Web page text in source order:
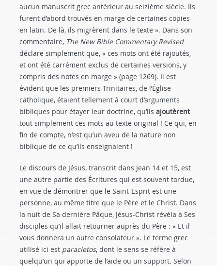
aucun manuscrit grec antérieur au seizième siècle. Ils
furent d’abord trouvés en marge de certaines copies
en latin. De là, ils migrèrent dans le texte ». Dans son
commentaire, The New Bible Commentary Revised
déclare simplement que, « ces mots ont été rajoutés,
et ont été carrément exclus de certaines versions, y
compris des notes en marge » (page 1269). Il est
évident que les premiers Trinitaires, de l’Église
catholique, étaient tellement à court d’arguments
bibliques pour étayer leur doctrine, qu’ils ajoutèrent
tout simplement ces mots au texte original ! Ce qui, en
fin de compte, n’est qu’un aveu de la nature non
biblique de ce qu’ils enseignaient !
Le discours de Jésus, transcrit dans Jean 14 et 15, est
une autre partie des Écritures qui est souvent tordue,
en vue de démontrer que le Saint-Esprit est une
personne, au même titre que le Père et le Christ. Dans
la nuit de Sa dernière Pâque, Jésus-Christ révéla à Ses
disciples qu’il allait retourner auprès du Père : « Et il
vous donnera un autre consolateur ». Le terme grec
utilisé ici est paracletos, dont le sens se réfère à
quelqu’un qui apporte de l’aide ou un support. Selon